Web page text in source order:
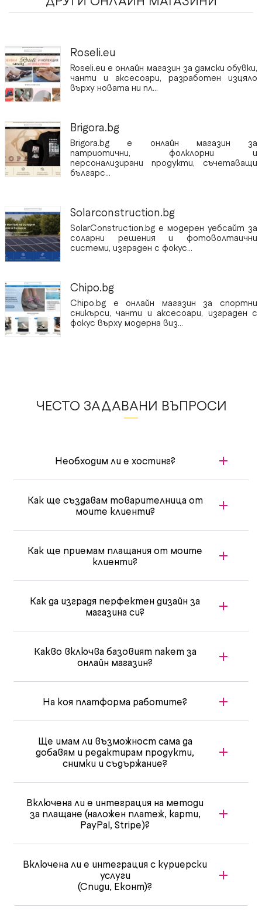
Roseli.eu
Roseli.eu е онлайн магазин за дамски обувки,
чанти и аксесоари, разработен изцяло
върху новата ни пл...
Brigora.bg
Brigora.bg е онлайн магазин за
патриотични, фолклорни и
персонализирани продукти, съчетаващи
българс...
Solarconstruction.bg
SolarConstruction.bg е модерен уебсайт за
соларни решения и фотоволтаични
системи, изграден с фокус...
Chipo.bg
Chipo.bg е онлайн магазин за спортни
сникърси, чанти и аксесоари, изграден с
фокус върху модерна виз...
ЧЕСТО ЗАДАВАНИ ВЪПРОСИ
Необходим ли е хостинг?
Как ще създавам товарителница от
моите клиенти?
Как ще приемам плащания от моите
клиенти?
Как да изградя перфектен дизайн за
магазина си?
Какво включва базовият пакет за
онлайн магазин?
На коя платформа работите?
Ще имам ли възможност сама да
добавям и редактирам продукти,
снимки и съдържание?
Включена ли е интеграция на методи
за плащане (наложен платеж, карти,
PayPal, Stripe)?
Включена ли е интеграция с куриерски
услуги
(Спиди, Еконт)?